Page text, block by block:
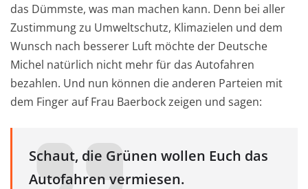
das Dümmste, was man machen kann. Denn bei aller
Zustimmung zu Umweltschutz, Klimazielen und dem
Wunsch nach besserer Luft möchte der Deutsche
Michel natürlich nicht mehr für das Autofahren
bezahlen. Und nun können die anderen Parteien mit
dem Finger auf Frau Baerbock zeigen und sagen:
Schaut, die Grünen wollen Euch das
Autofahren vermiesen.